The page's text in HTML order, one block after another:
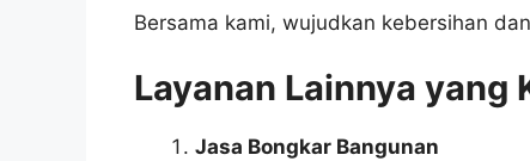
Bersama kami, wujudkan kebersihan
Layanan Lainnya yang
Jasa Bongkar Bangunan